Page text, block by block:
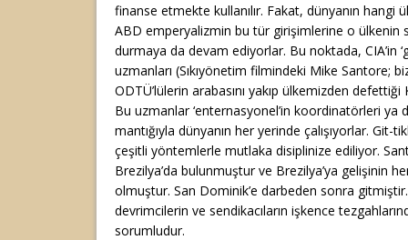
finanse etmekte kullanılır. Fakat, dünyanın hangi
ABD emperyalizmin bu tür girişimlerine o ülkenin
durmaya da devam ediyorlar. Bu noktada, CIA’in
uzmanları (Sıkıyönetim filmindeki Mike Santore;
ODTÜ’lülerin arabasını yakıp ülkemizden
Bu uzmanlar ‘enternasyonel’in koordinatörleri ya
mantığıyla dünyanın her yerinde çalışıyorlar. Git-
çeşitli yöntemlerle mutlaka disiplinize ediliyor.
Brezilya’da bulunmuştur ve Brezilya’ya gelişinin
olmuştur. San Dominik’e darbeden sonra
devrimcilerin ve sendikacıların işkence
sorumludur.